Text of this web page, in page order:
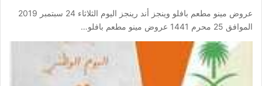
عروض مينو مطعم بافلو وينجز أند رينجز اليوم الثلاثاء 24 سبتمبر 2019
الموافق 25 محرم 1441 عروض مينو مطعم بافلو…